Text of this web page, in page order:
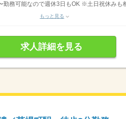
務可能なので週休3日もOK ※土日祝休みも
もっと見る
求人詳細を見る